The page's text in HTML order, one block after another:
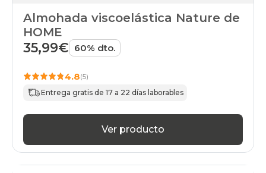
Almohada viscoelástica Nature de
HOME
35,99€ 60% dto.
4.8(5)
Entrega gratis de 17 a 22 días laborables
Ver producto